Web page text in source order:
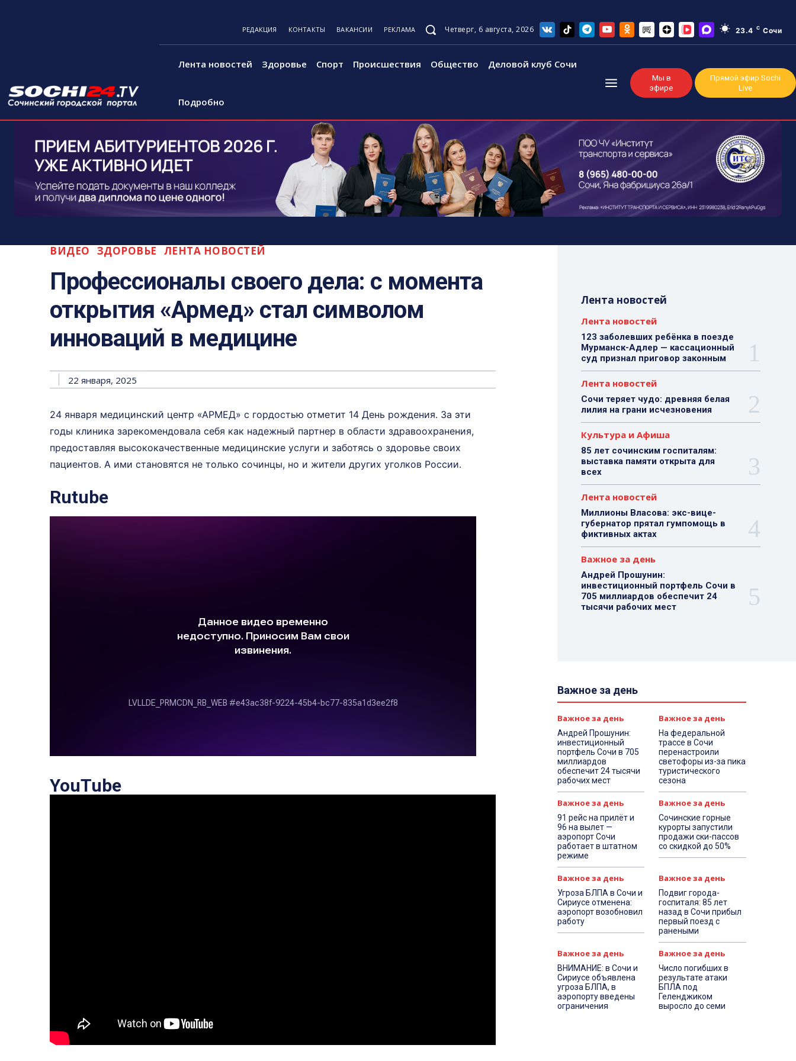
РЕДАКЦИЯ КОНТАКТЫ ВАКАНСИИ РЕКЛАМА Четверг, 6 августа, 2026 23.4 C Сочи
Лента новостей Здоровье Спорт Происшествия Общество Деловой клуб Сочи
Подробно
Мы в
эфире
Прямой эфир Sochi
Live
ВИДЕО ЗДОРОВЬЕ ЛЕНТА НОВОСТЕЙ
Профессионалы своего дела: с момента
открытия «Армед» стал символом
инноваций в медицине
22 января, 2025
24 января медицинский центр «АРМЕД» с гордостью отметит 14 День рождения. За эти
годы клиника зарекомендовала себя как надежный партнер в области здравоохранения,
предоставляя высококачественные медицинские услуги и заботясь о здоровье своих
пациентов. А ими становятся не только сочинцы, но и жители других уголков России.
Rutube
YouTube
Лента новостей
Лента новостей
123 заболевших ребёнка в поезде
Мурманск-Адлер — кассационный
суд признал приговор законным
Лента новостей
Сочи теряет чудо: древняя белая
лилия на грани исчезновения
Культура и Афиша
85 лет сочинским госпиталям:
выставка памяти открыта для
всех
Лента новостей
Миллионы Власова: экс-вице-
губернатор прятал гумпомощь в
фиктивных актах
Важное за день
Андрей Прошунин:
инвестиционный портфель Сочи в
705 миллиардов обеспечит 24
тысячи рабочих мест
Важное за день
Важное за день
Андрей Прошунин:
инвестиционный
портфель Сочи в 705
миллиардов
обеспечит 24 тысячи
рабочих мест
Важное за день
На федеральной
трассе в Сочи
перенастроили
светофоры из-за пика
туристического
сезона
Важное за день
91 рейс на прилёт и
96 на вылет —
аэропорт Сочи
работает в штатном
режиме
Важное за день
Сочинские горные
курорты запустили
продажи ски-пассов
со скидкой до 50%
Важное за день
Угроза БЛПА в Сочи и
Сириусе отменена:
аэропорт возобновил
работу
Важное за день
Подвиг города-
госпиталя: 85 лет
назад в Сочи прибыл
первый поезд с
ранеными
Важное за день
ВНИМАНИЕ: в Сочи и
Сириусе объявлена
угроза БЛПА, в
аэропорту введены
ограничения
Важное за день
Число погибших в
результате атаки
БПЛА под
Геленджиком
выросло до семи